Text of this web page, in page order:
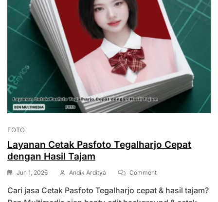
FOTO
Layanan Cetak Pasfoto Tegalharjo Cepat
dengan Hasil Tajam
Jun 1, 2026 Andik Arditya CommentOn
Cetak
Pasfoto
Cari jasa Cetak Pasfoto Tegalharjo cepat & hasil tajam?